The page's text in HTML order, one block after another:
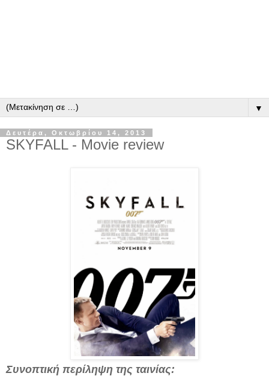
▼
Δευτέρα, Οκτωβρίου 14, 2013
SKYFALL - Movie review
Συνοπτική περίληψη της ταινίας: